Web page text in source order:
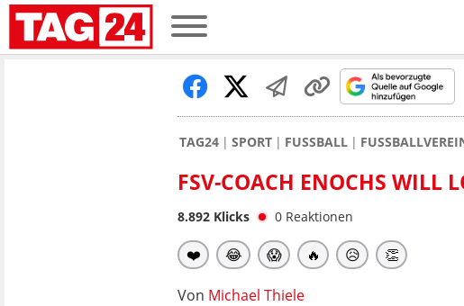
TAG24 SPORT FUSSBALL
FSV-COACH ENOCHS WILL
8.892 Klicks 0 Reaktionen
❤️ 😂 😱 🔥 😥 👏
Von Michael Thiele